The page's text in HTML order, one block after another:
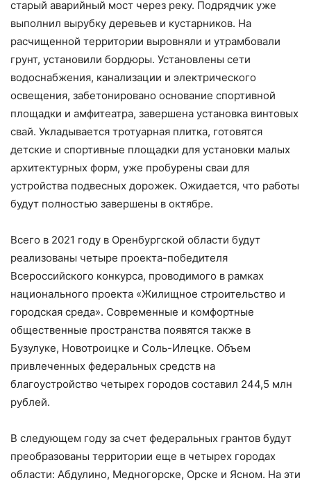
старый аварийный мост через реку. Подрядчик уже
выполнил вырубку деревьев и кустарников. На
расчищенной территории выровняли и утрамбовали
грунт, установили бордюры. Установлены сети
водоснабжения, канализации и электрического
освещения, забетонировано основание спортивной
площадки и амфитеатра, завершена установка винтовых
свай. Укладывается тротуарная плитка, готовятся
детские и спортивные площадки для установки малых
архитектурных форм, уже пробурены сваи для
устройства подвесных дорожек. Ожидается, что работы
будут полностью завершены в октябре.
Всего в 2021 году в Оренбургской области будут
реализованы четыре проекта-победителя
Всероссийского конкурса, проводимого в рамках
национального проекта «Жилищное строительство и
городская среда». Современные и комфортные
общественные пространства появятся также в
Бузулуке, Новотроицке и Соль-Илецке. Объем
привлеченных федеральных средств на
благоустройство четырех городов составил 244,5 млн
рублей.
В следующем году за счет федеральных грантов будут
преобразованы территории еще в четырех городах
области: Абдулино, Медногорске, Орске и Ясном. На эти